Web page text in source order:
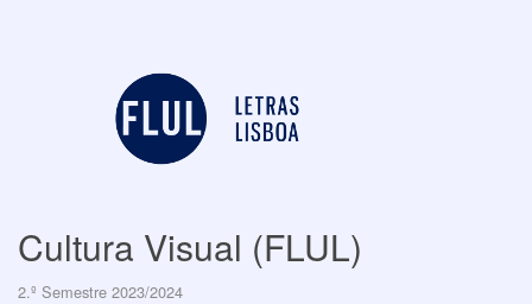
Cultura Visual (FLUL)
2.º Semestre 2023/2024